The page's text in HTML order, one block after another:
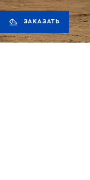
ЗАКАЗАТЬ